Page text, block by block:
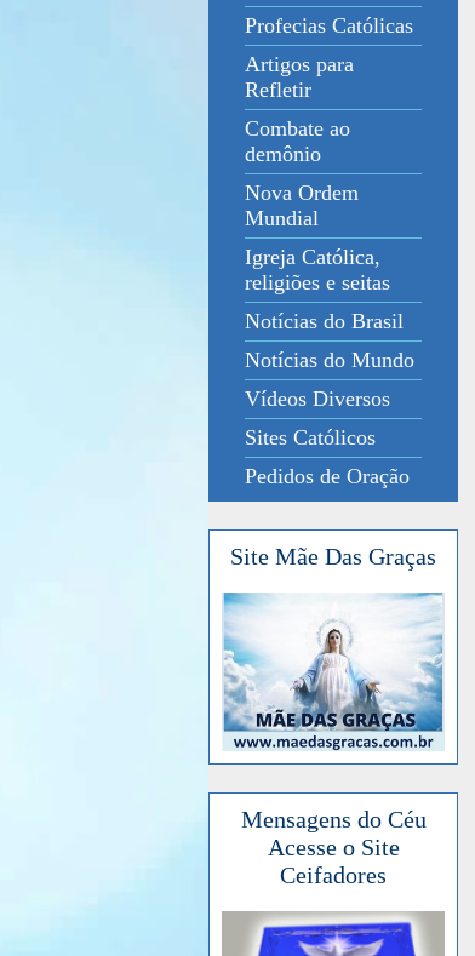
Profecias Católicas
Artigos para
Refletir
Combate ao
demônio
Nova Ordem
Mundial
Igreja Católica,
religiões e seitas
Notícias do Brasil
Notícias do Mundo
Vídeos Diversos
Sites Católicos
Pedidos de Oração
Site Mãe Das Graças
Mensagens do Céu
Acesse o Site
Ceifadores